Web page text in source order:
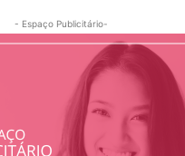
- Espaço Publicitário-